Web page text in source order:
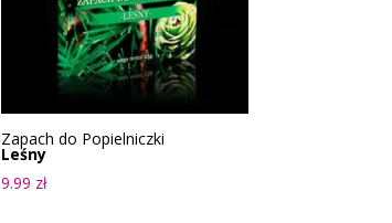
Zapach do Popielniczki
Leśny
9.99 zł